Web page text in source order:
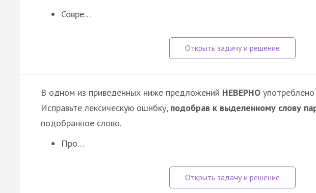
Совре…
В одном из приведённых ниже предложений НЕВЕРНО
Исправьте лексическую ошибку, подобрав к выделенному слову
подобранное слово.
Про…